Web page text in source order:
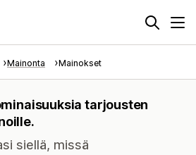
Mainonta Mainokset
tarjousten
siellä, missä